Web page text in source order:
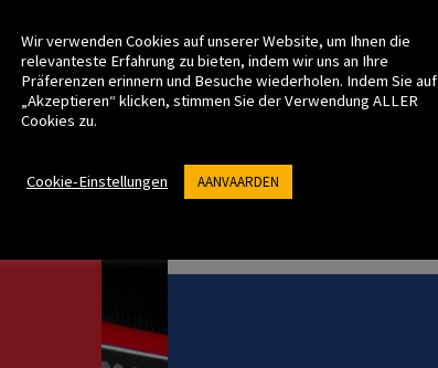
Wir verwenden Cookies auf unserer Website, um Ihnen die
relevanteste Erfahrung zu bieten, indem wir uns an Ihre
Präferenzen erinnern und Besuche wiederholen. Indem Sie auf
„Akzeptieren“ klicken, stimmen Sie der Verwendung ALLER
Cookies zu.
Cookie-Einstellungen AANVAARDEN